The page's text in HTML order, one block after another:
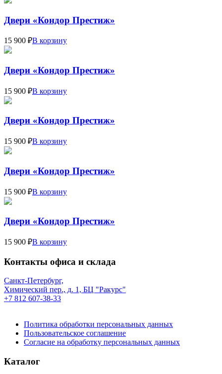
Двери «Кондор Престиж»
15 900 ₽В корзину
Двери «Кондор Престиж»
15 900 ₽В корзину
Двери «Кондор Престиж»
15 900 ₽В корзину
Двери «Кондор Престиж»
15 900 ₽В корзину
Двери «Кондор Престиж»
15 900 ₽В корзину
Контакты офиса и склада
Санкт-Петербург,
Химический пер., д. 1, БЦ "Ракурс"
+7 812 607-38-33
Политика обработки персональных данных
Пользовательское соглашение
Согласие на обработку персональных данных
Каталог